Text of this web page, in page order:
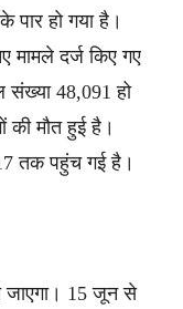
हो गया है।
मामले दर्ज किए गए
48,091 हो
मौत हुई है।
तक पहुंच गई है।
जाएगा। 15 जून से